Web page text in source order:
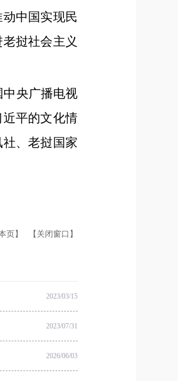
中国实现民
挝社会主义
中央广播电视
平的文化情
、老挝国家
页】 【关闭窗口】
2023/03/15
2023/07/31
2026/06/03